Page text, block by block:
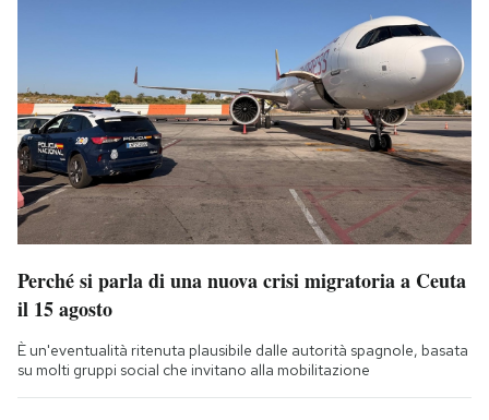
Perché si parla di una nuova crisi migratoria a Ceuta
il 15 agosto
È un'eventualità ritenuta plausibile dalle autorità spagnole, basata
su molti gruppi social che invitano alla mobilitazione